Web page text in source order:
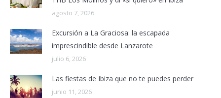
agosto 7, 2026
Excursión a La Graciosa: la escapada
imprescindible desde Lanzarote
julio 6, 2026
Las fiestas de Ibiza que no te puedes perder
junio 11, 2026